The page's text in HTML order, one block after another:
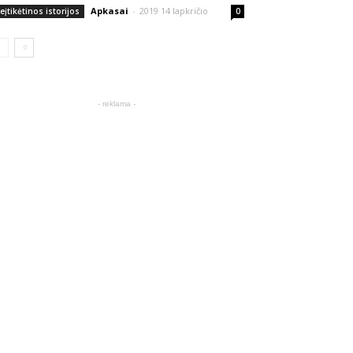
istorijos Apkasai - 2019 14 lapkričio 0
- reklama -